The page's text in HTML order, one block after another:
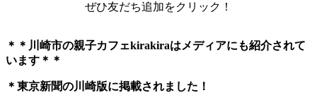
ぜひ友だち追加をクリック！
＊＊川崎市の親子カフェkirakiraは メディアにも紹介されて
います＊＊
＊東京新聞の川崎版に掲載されました！